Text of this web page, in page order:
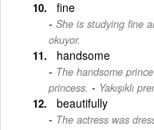
fine
She is studying fine
okuyor.
handsome
The handsome
princess. - Yakışıklı
beautifully
The actress was